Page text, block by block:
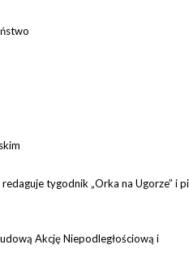
tygodnik „Orka na Ugorze” i
Akcję Niepodległościową i